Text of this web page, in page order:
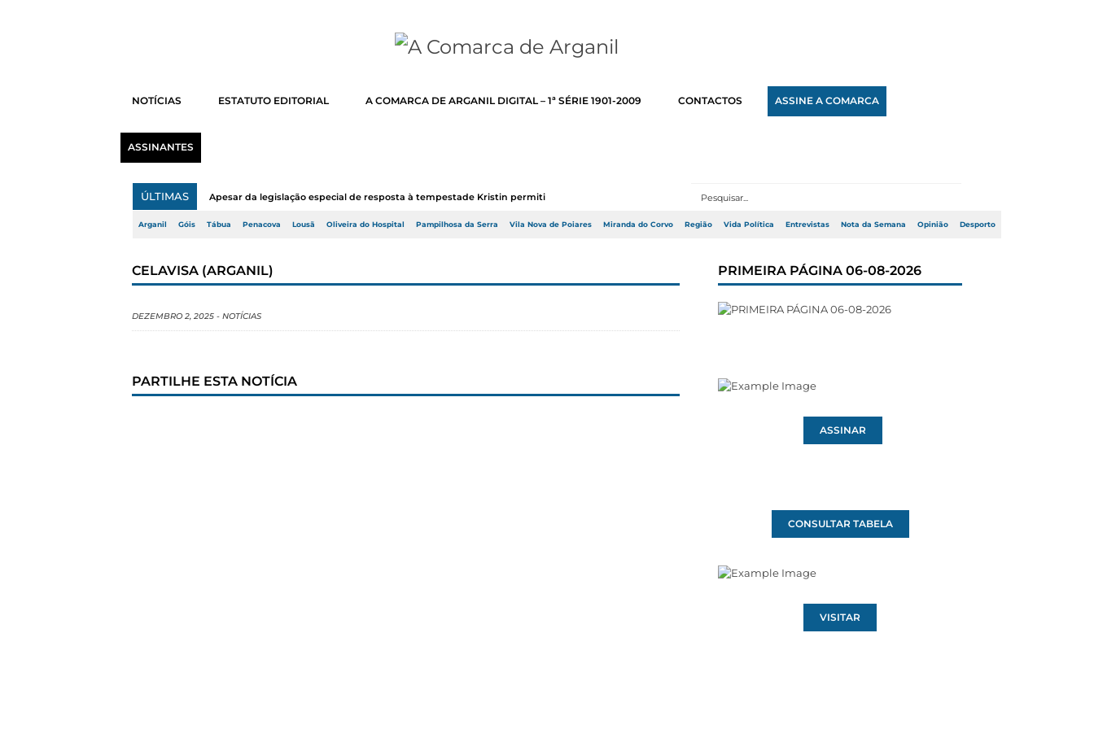
NOTÍCIAS ESTATUTO EDITORIAL A COMARCA DE ARGANIL DIGITAL – 1ª SÉRIE 1901-2009 CONTACTOS ASSINE A COMARCA
ASSINANTES
ÚLTIMAS Apesar da legislação especial de resposta à tempestade Kristin permitir a adj...
Arganil Góis Tábua Penacova Lousã Oliveira do Hospital Pampilhosa da Serra Vila Nova de Poiares Miranda do Corvo Região Vida Política Entrevistas Nota da Semana Opinião Desporto
CELAVISA (ARGANIL)
DEZEMBRO 2, 2025 - NOTÍCIAS
PARTILHE ESTA NOTÍCIA
PRIMEIRA PÁGINA 06-08-2026
ASSINAR
CONSULTAR TABELA
VISITAR